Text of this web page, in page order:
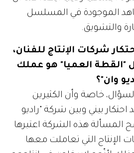
الموجودة في المسلسل
والتشويق.
شركات الإنتاج للفنان،
العميا" هو عملك
وان"؟
خاصة وأن الكثيرين
بيني وبين شركة "راديو
المسألة هذه الشركة اعتبرها
التي تعاملت معها